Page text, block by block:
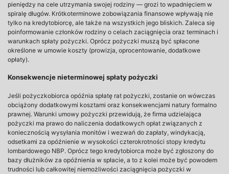
pieniędzy na cele utrzymania swojej rodziny — grozi to wpadnięciem w
spiralę długów. Krótkoterminowe zobowiązania finansowe wpływają nie
tylko na kredytobiorcę, ale także na wszystkich jego bliskich. Zaleca się
poinformowanie członków rodziny o celach zaciągnięcia oraz terminach i
warunkach spłaty pożyczki. Oprócz pożyczki muszą być spłacone
określone w umowie koszty (prowizja, oprocentowanie, dodatkowe
opłaty).
Konsekwencje nieterminowej spłaty pożyczki
Jeśli pożyczkobiorca opóźnia spłatę rat pożyczki, zostanie on wówczas
obciążony dodatkowymi kosztami oraz konsekwencjami natury formalno
prawnej. Warunki umowy pożyczki przewidują, że firma udzielająca
pożyczki ma prawo do naliczenia dodatkowych opłat związanych z
koniecznością wysyłania monitów i wezwań do zapłaty, windykacją,
odsetkami za opóźnienie w wysokości czterokrotności stopy kredytu
lombardowego NBP. Oprócz tego kredytobiorca może być zgłoszony do
bazy dłużników za opóźnienia w spłacie, a to z kolei może być powodem
trudności lub całkowitej niemożliwości zaciągnięcia pożyczki w